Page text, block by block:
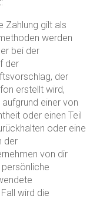
Zahlung gilt als
werden
bei der
der
der
erstellt wird,
einer von
oder einen Teil
oder eine
der
von dir
wird die